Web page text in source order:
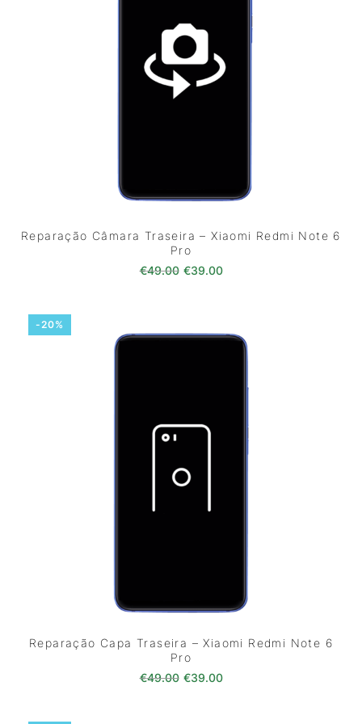
Reparação Câmara Traseira – Xiaomi Redmi Note 6
Pro
€49.00 O preço original era: €49.00.
€39.00O preço atual é:
-20%
Reparação Capa Traseira – Xiaomi Redmi Note 6
Pro
€49.00 O preço original era: €49.00.
€39.00O preço atual é: